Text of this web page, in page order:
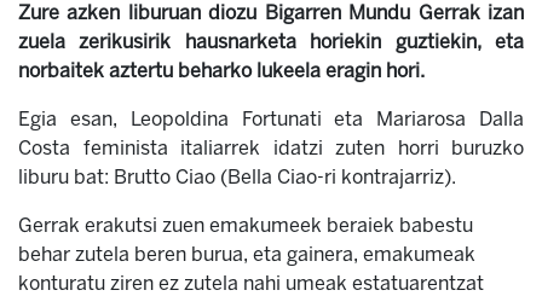
Zure azken liburuan diozu Bigarren Mundu Gerrak izan
zuela zerikusirik hausnarketa horiekin guztiekin, eta
norbaitek aztertu beharko lukeela eragin hori.
Egia esan, Leopoldina Fortunati eta Mariarosa Dalla
Costa feminista italiarrek idatzi zuten horri buruzko
liburu bat: Brutto Ciao (Bella Ciao-ri kontrajarriz).
Gerrak erakutsi zuen emakumeek beraiek babestu
behar zutela beren burua, eta gainera, emakumeak
konturatu ziren ez zutela nahi umeak estatuarentzat